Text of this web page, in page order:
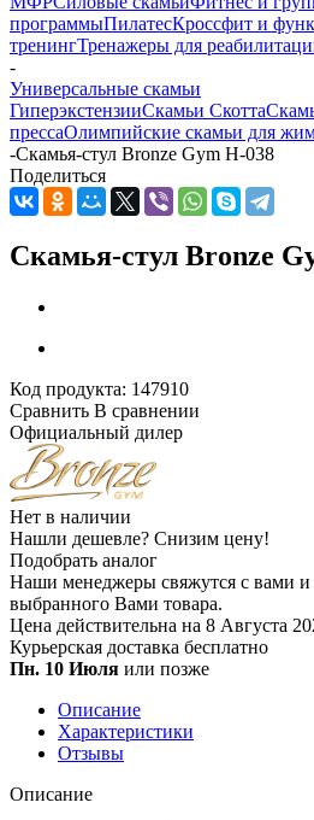
программыПилатесКроссфит и
тренингТренажеры для
-
Универсальные скамьи
ГиперэкстензииСкамьи Скотта
прессаОлимпийские скамьи для
-Скамья-стул Bronze Gym H-038
Поделиться
Скамья-стул Bronze
Код продукта: 147910
Сравнить В сравнении
Официальный дилер
Нет в наличии
Нашли дешевле? Снизим цену!
Подобрать аналог
Наши менеджеры свяжутся с вами и
выбранного Вами товара.
Цена действительна на 8 Августа
Курьерская доставка бесплатно
Пн. 10 Июля или позже
Описание
Характеристики
Отзывы
Описание